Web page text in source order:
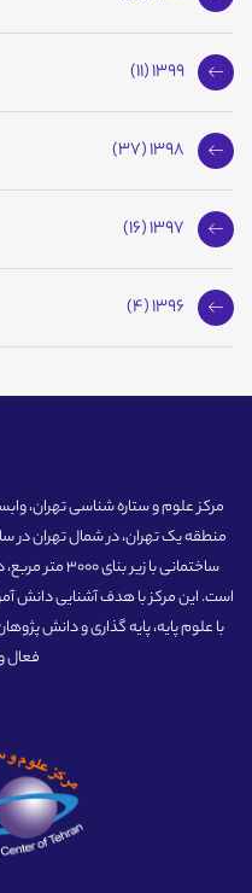
1399 (11)
1398 (37)
1397 (16)
1396 (4)
مرکز علوم و ستاره شناسی تهران،
ساختمانی با
است. این مرکز با هدف آشنایی دانش
با علوم پایه، پایه گذاری و دانش
فعال